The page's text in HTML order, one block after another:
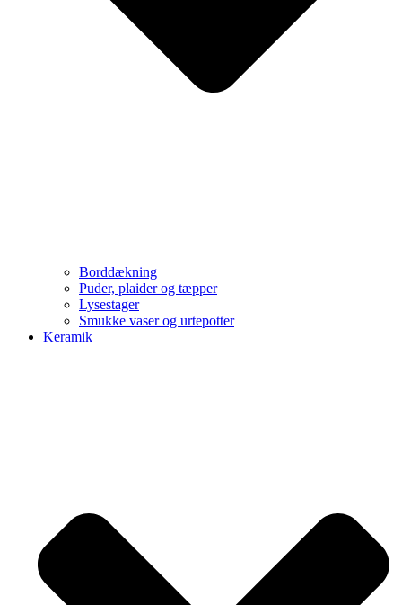
Borddækning
Puder, plaider og tæpper
Lysestager
Smukke vaser og urtepotter
Keramik